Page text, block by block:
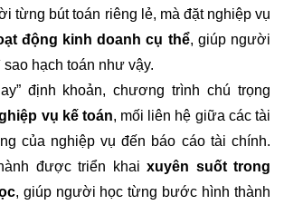
từng bút toán riêng lẻ, mà đặt nghiệp vụ
động kinh doanh cụ thể, giúp người
hạch toán như vậy.
định khoản, chương trình chú trọng
vụ kế toán, mối liên hệ giữa các tài
của nghiệp vụ đến báo cáo tài chính.
được triển khaixuyên suốt trong
, giúp người học từng bước hình thành